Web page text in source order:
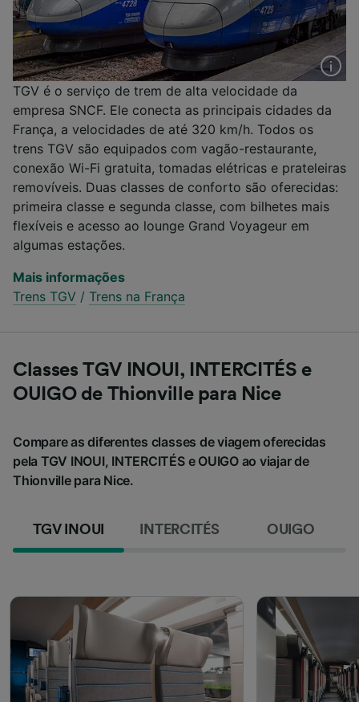
TGV é o serviço de trem de alta velocidade da
empresa SNCF. Ele conecta as principais cidades da
França, a velocidades de até 320 km/h. Todos os
trens TGV são equipados com vagão-restaurante,
conexão Wi-Fi gratuita, tomadas elétricas e prateleiras
removíveis. Duas classes de conforto são oferecidas:
primeira classe e segunda classe, com bilhetes mais
flexíveis e acesso ao lounge Grand Voyageur em
algumas estações.
Mais informações
Trens TGV / Trens na França
Classes TGV INOUI, INTERCITÉS e
OUIGO de Thionville para Nice
Compare as diferentes classes de viagem oferecidas
pela TGV INOUI, INTERCITÉS e OUIGO ao viajar de
Thionville para Nice.
TGV INOUI INTERCITÉS OUIGO